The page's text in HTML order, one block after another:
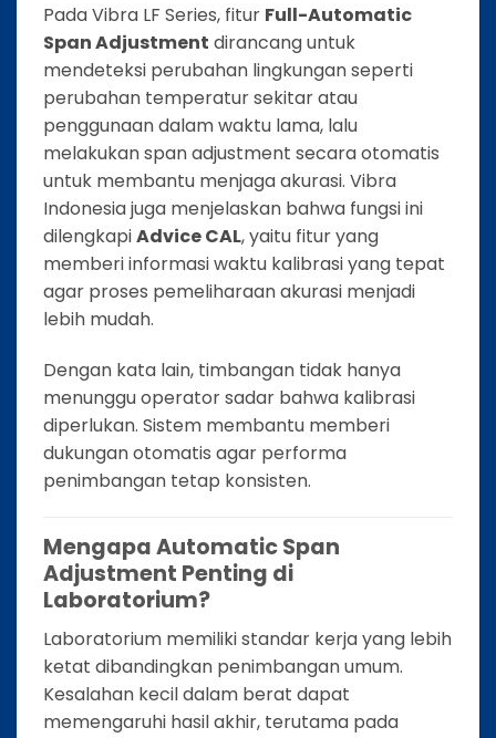
Pada Vibra LF Series, fitur Full-Automatic
Span Adjustment dirancang untuk
mendeteksi perubahan lingkungan seperti
perubahan temperatur sekitar atau
penggunaan dalam waktu lama, lalu
melakukan span adjustment secara otomatis
untuk membantu menjaga akurasi. Vibra
Indonesia juga menjelaskan bahwa fungsi ini
dilengkapiAdvice CAL, yaitu fitur yang
memberi informasi waktu kalibrasi yang tepat
agar proses pemeliharaan akurasi menjadi
lebih mudah.
Dengan kata lain, timbangan tidak hanya
menunggu operator sadar bahwa kalibrasi
diperlukan. Sistem membantu memberi
dukungan otomatis agar performa
penimbangan tetap konsisten.
Mengapa Automatic Span
Adjustment Penting di
Laboratorium?
Laboratorium memiliki standar kerja yang lebih
ketat dibandingkan penimbangan umum.
Kesalahan kecil dalam berat dapat
memengaruhi hasil akhir, terutama pada